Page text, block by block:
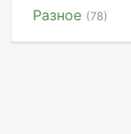
Разное (78)